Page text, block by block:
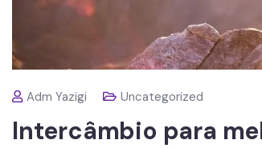
Adm Yazigi Uncategorized
Intercâmbio para